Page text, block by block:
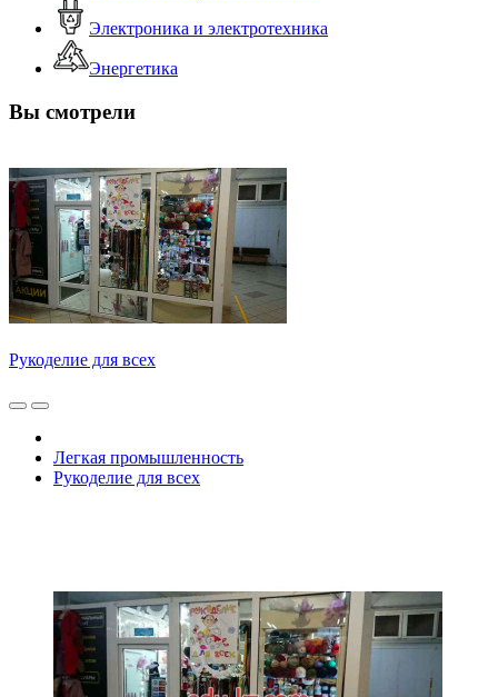
Электроника и электротехника
Энергетика
Вы смотрели
Рукоделие для всех
Легкая промышленность
Рукоделие для всех